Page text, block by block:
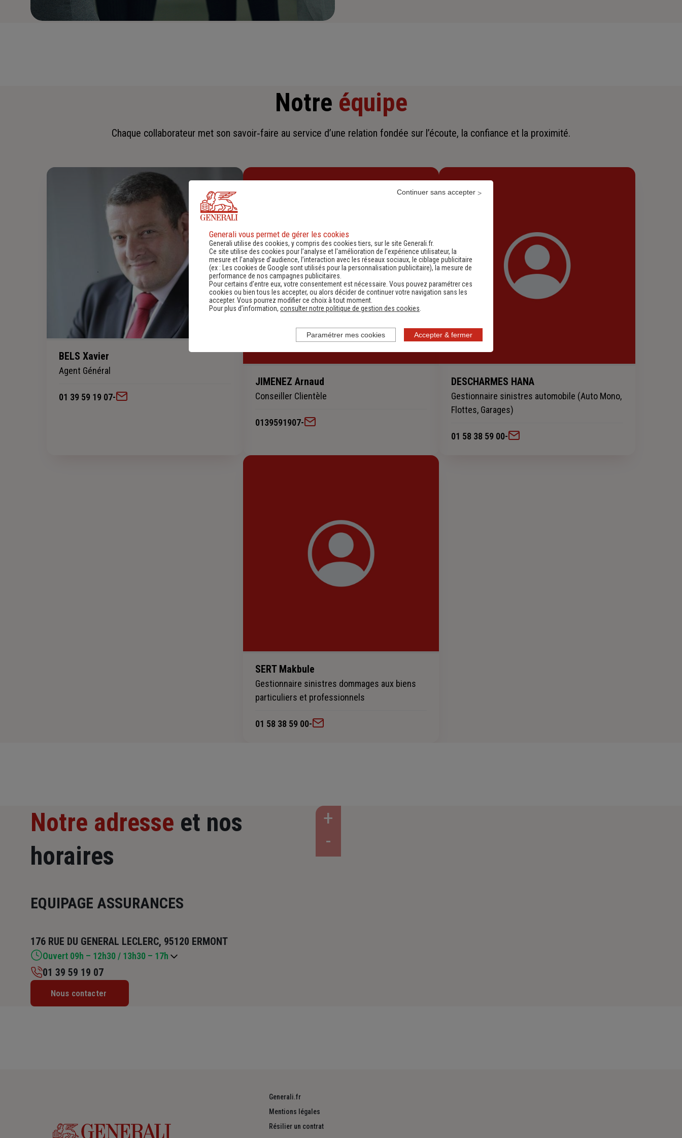
Notre équipe
Chaque collaborateur met son savoir‑faire au service d’une relation fondée sur l’écoute, la confiance et la proximité.
BELS Xavier
Agent Général
01 39 59 19 07-
JIMENEZ Arnaud
Conseiller Clientèle
0139591907-
DESCHARMES HANA
Gestionnaire sinistres automobile (Auto Mono,
Flottes, Garages)
01 58 38 59 00-
SERT Makbule
Gestionnaire sinistres dommages aux biens
particuliers et professionnels
01 58 38 59 00-
Notre adresse et nos
horaires
EQUIPAGE ASSURANCES
176 RUE DU GENERAL LECLERC, 95120 ERMONT
Ouvert 09h – 12h30 / 13h30 – 17h
Mardi : 09h – 12h30 / 13h30 – 17h
01 39 59 19 07
Nous contacter
Generali.fr
Mentions légales
Résilier un contrat
Generali vous permet de gérer les cookies
Generali utilise des cookies, y compris des cookies tiers, sur le site Generali.fr.
Ce site utilise des cookies pour l’analyse et l'amélioration de l’expérience utilisateur, la
mesure et l’analyse d’audience, l’interaction avec les réseaux sociaux, le ciblage publicitaire
(ex :
Les cookies de Google sont utilisés pour la personnalisation publicitaire), la mesure de
performance de nos campagnes publicitaires.
Pour certains d’entre eux, votre consentement est nécessaire. Vous pouvez paramétrer ces
cookies ou bien tous les accepter, ou alors décider de continuer votre navigation sans les
accepter. Vous pourrez modifier ce choix à tout moment.
Pour plus d’information, consulter notre politique de gestion des cookies
Accepter & fermer
Continuer sans accepter
Paramétrer mes cookies